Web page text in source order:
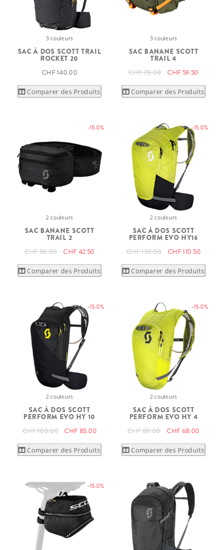
3 couleurs
SAC À DOS SCOTT TRAIL
ROCKET 20
CHF 140.00
Comparer des Produits
3 couleurs
SAC BANANE SCOTT
TRAIL 4
CHF 70.00 CHF 59.50
Comparer des Produits
-15.0%
2 couleurs
SAC BANANE SCOTT
TRAIL 2
CHF 50.00 CHF 42.50
Comparer des Produits
-15.0%
2 couleurs
SAC À DOS SCOTT
PERFORM EVO HY16
CHF 130.00 CHF 110.50
Comparer des Produits
-15.0%
2 couleurs
SAC À DOS SCOTT
PERFORM EVO HY 10
CHF 100.00 CHF 85.00
Comparer des Produits
-15.0%
2 couleurs
SAC À DOS SCOTT
PERFORM EVO HY 4
CHF 80.00 CHF 68.00
Comparer des Produits
-15.0%